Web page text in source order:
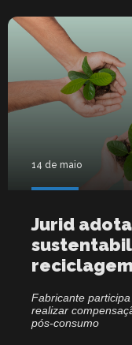
14 de maio
Jurid
Fabricante
realizar
pós-consumo